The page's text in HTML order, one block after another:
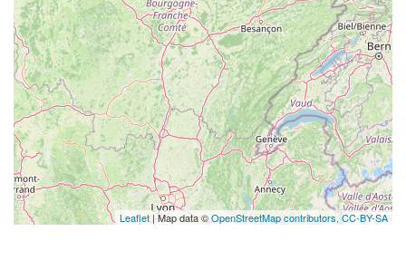
Leaflet| Map data ©OpenStreetMap contributors, CC-BY-SA